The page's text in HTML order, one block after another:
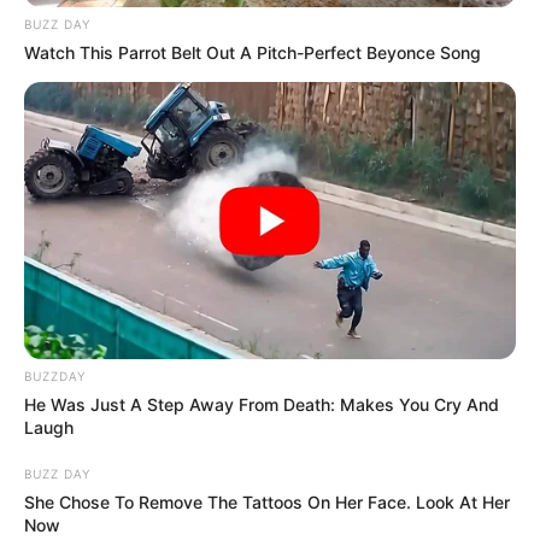
CLÍNICA UCI
SEMANA SANTA
MANTÉNGASE EN ALERTA
Tenemos todas las noticias que le
interesan. Para estar bien informado, por
favor, active las notificaciones de Alerta.
ACTIVAR AHORA
TEMAS DESTACADOS
SARAMPIÓN AVENIDA AMBALÁ
IBAGUÉ
BUZZ DAY
Watch This Parrot Belt Out A Pitch-Perfect Beyonce Song
BUZZDAY
He Was Just A Step Away From Death: Makes You Cry And
Laugh
BUZZ DAY
She Chose To Remove The Tattoos On Her Face. Look At Her
Now